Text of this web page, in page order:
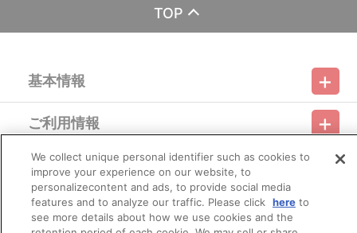
■お届け予定：2026年3月中旬以降順次発送
※注文の状況によってはお届けが前後する場合がございます。予
めご了承ください。
また、購入順や地域順でのお届けではございません。
※お届けにつきましてのお問合せにはお答えできかねます。
■商品について
※製造工程上、やむを得ない微細な傷が発生する場合があります
が、交換・返品はできかねます。予めご了承ください。
※1度のお会計でカートに入れられる商品は60種類までとなりま
す。それ以上のお買い物の際は、決済後に新たにご注文をお願いい
たします。
※受付期間内であっても予定数に達した場合、販売を終了する場
合がございます。
TOP
基本情報
利用規約 特定商取引法に基づく表示
プライバシーオプション 会社概要
ご利用情報
ご利用ガイド サイトマップ お問い合わせ 推奨環境
Do Not Sell or Share My Personal Information
会員メニュー
会員規約 新規会員登録
その他のご案内
We collect unique personal identifier such as cookies to
improve your experience on our website, to
personalizecontent and ads, to provide social media
features and to analyze our traffic. Please click hereto
see more details about how we use cookies and the